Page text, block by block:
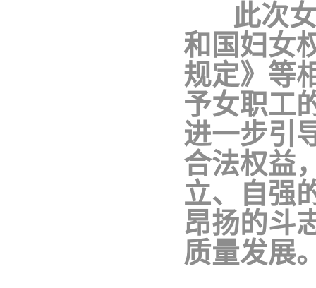
此次女
和国妇女
规定》等
予女职工
进一步引
合法权益
立、自强
昂扬的斗
质量发展